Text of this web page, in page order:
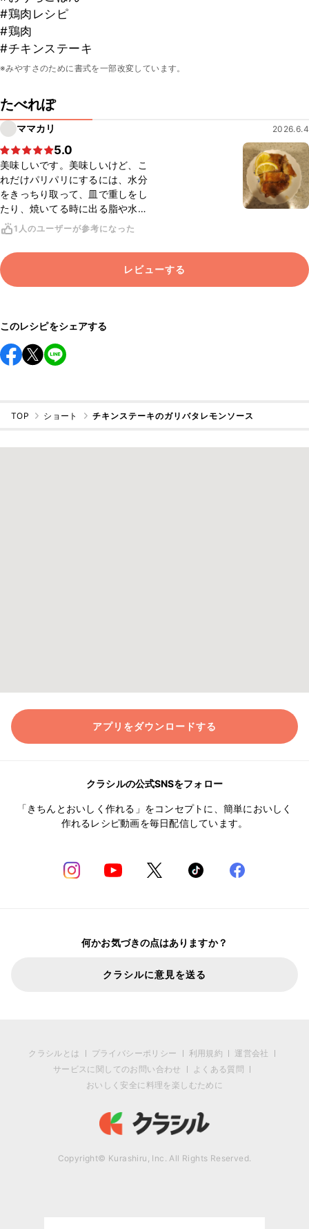
#鶏肉レシピ
#鶏肉
#チキンステーキ
※みやすさのために書式を一部改変しています。
たべれぽ
ママカリ 2026.6.4
5.0
美味しいです。美味しいけど、こ
れだけパリパリにするには、水分
をきっちり取って、皿で重しをし
たり、焼いてる時に出る脂や水分
をキッチンペーパーで拭き取った
り、IHコンロ火力3で25分位かか
りました。
1人のユーザーが参考になった
レビューする
このレシピをシェアする
TOP ショート チキンステーキのガリバタレモンソース
アプリをダウンロードする
クラシルの公式SNSをフォロー
「きちんとおいしく作れる」をコンセプトに、簡単においしく
作れるレシピ動画を毎日配信しています。
何かお気づきの点はありますか？
クラシルに意見を送る
クラシルとは プライバシーポリシー 利用規約
運営会社
サービスに関してのお問い合わせ
よくある質問
おいしく安全に料理を楽しむために
Copyright© Kurashiru, Inc. All Rights Reserved.